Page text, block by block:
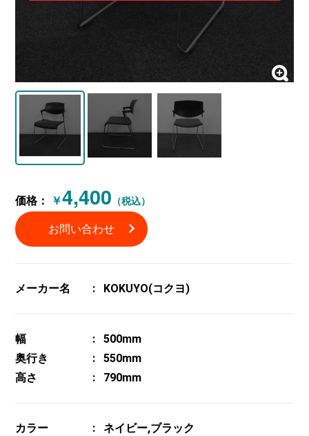
価格： ￥4,400 （税込）
お問い合わせ
メーカー名 KOKUYO(コクヨ)
幅
500mm
奥行き
550mm
高さ
790mm
カラー ネイビー,ブラック